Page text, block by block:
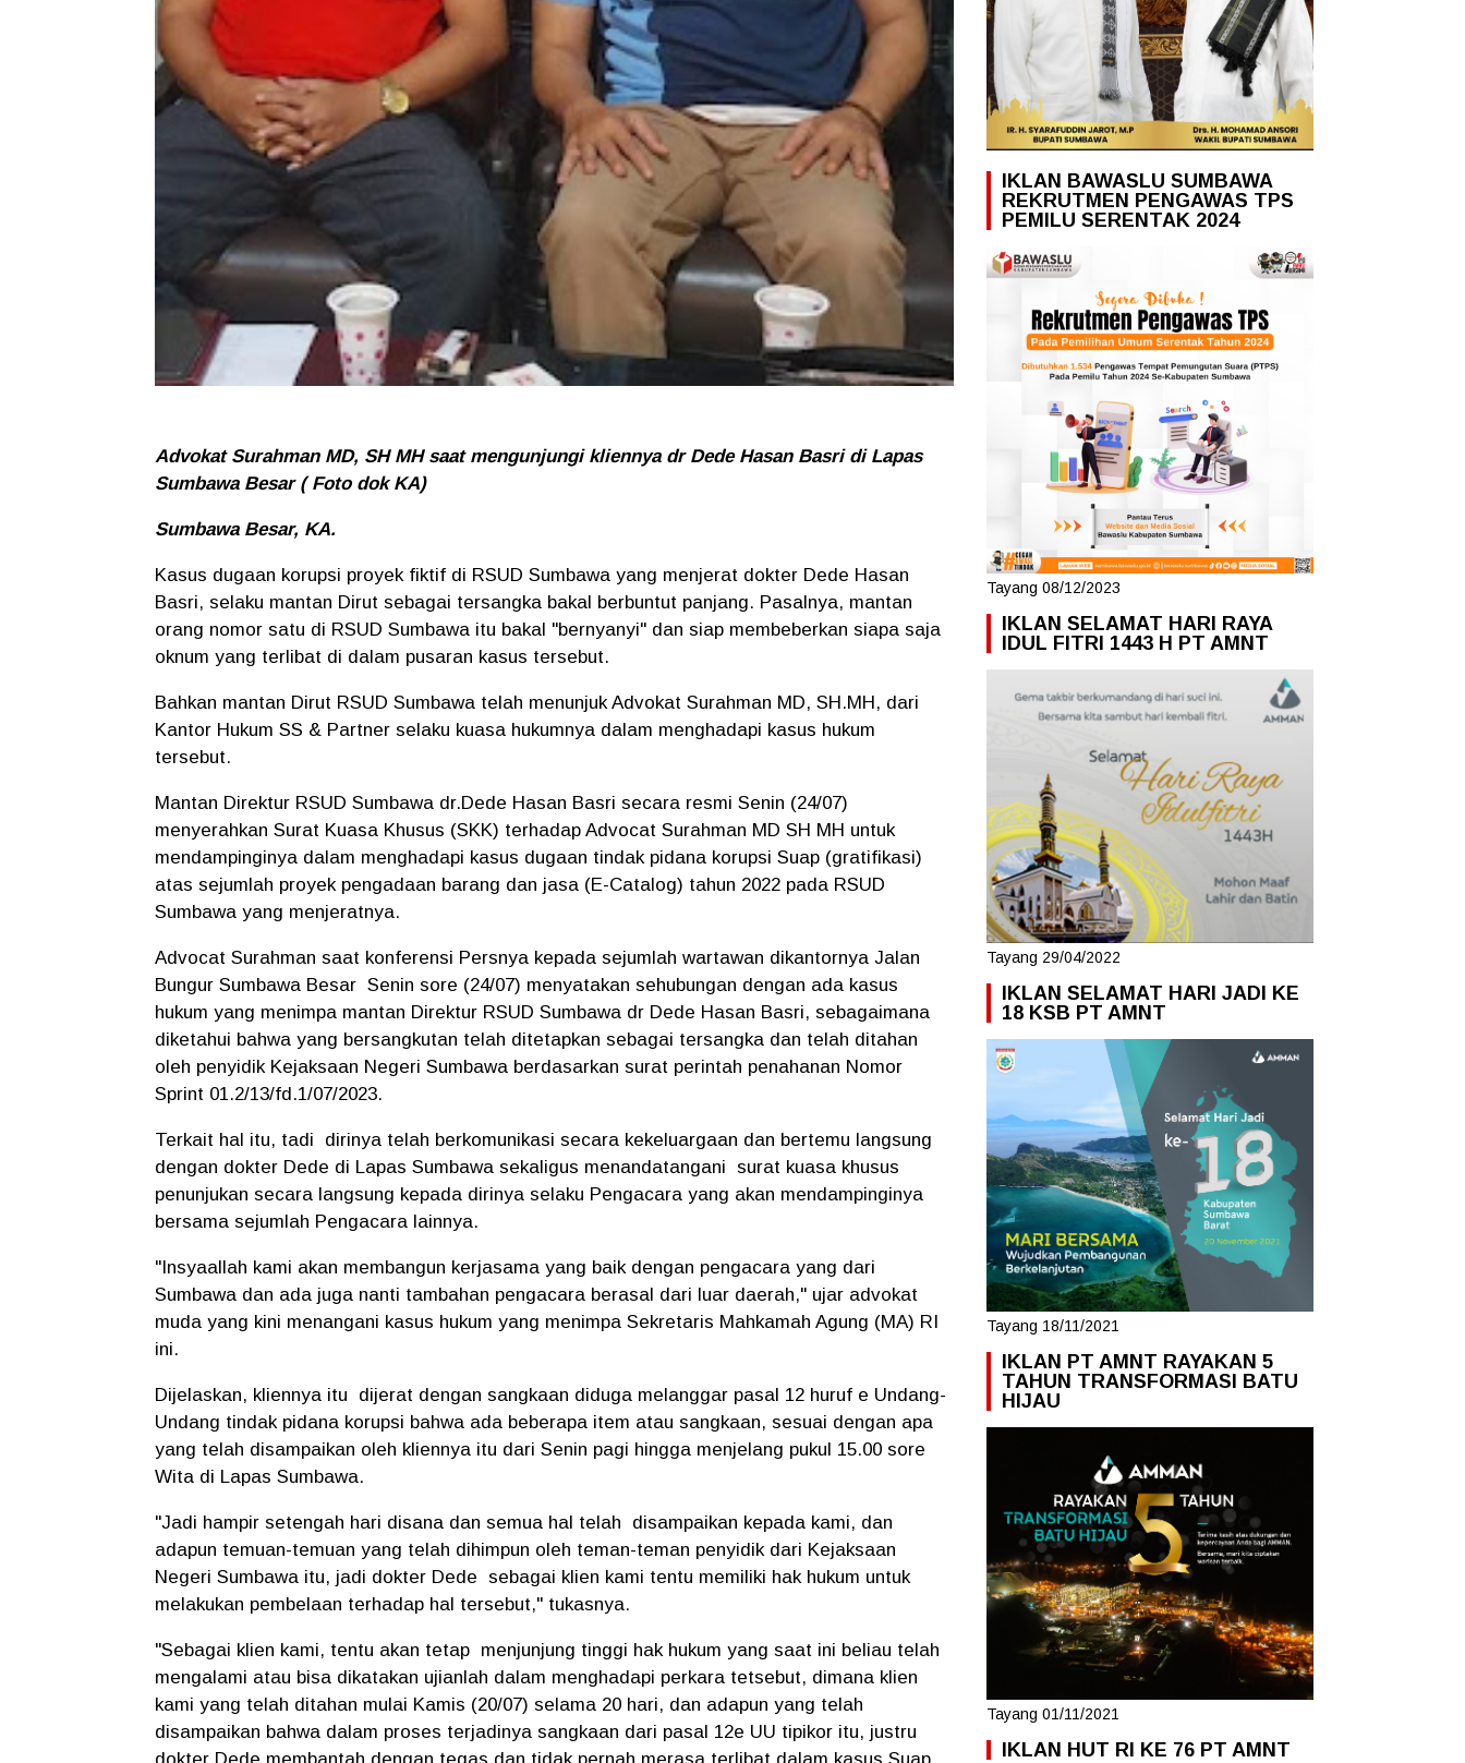
Advokat Surahman MD, SH MH saat mengunjungi kliennya dr Dede Hasan Basri di Lapas
Sumbawa Besar ( Foto dok KA)
Sumbawa Besar, KA.
Kasus dugaan korupsi proyek fiktif di RSUD Sumbawa yang menjerat dokter Dede Hasan
Basri, selaku mantan Dirut sebagai tersangka bakal berbuntut panjang. Pasalnya, mantan
orang nomor satu di RSUD Sumbawa itu bakal "bernyanyi" dan siap membeberkan siapa saja
oknum yang terlibat di dalam pusaran kasus tersebut.
Bahkan mantan Dirut RSUD Sumbawa telah menunjuk Advokat Surahman MD, SH.MH, dari
Kantor Hukum SS & Partner selaku kuasa hukumnya dalam menghadapi kasus hukum
tersebut.
Mantan Direktur RSUD Sumbawa dr.Dede Hasan Basri secara resmi Senin (24/07)
menyerahkan Surat Kuasa Khusus (SKK) terhadap Advocat Surahman MD SH MH untuk
mendampinginya dalam menghadapi kasus dugaan tindak pidana korupsi Suap (gratifikasi)
atas sejumlah proyek pengadaan barang dan jasa (E-Catalog) tahun 2022 pada RSUD
Sumbawa yang menjeratnya.
Advocat Surahman saat konferensi Persnya kepada sejumlah wartawan dikantornya Jalan
Bungur Sumbawa Besar Senin sore (24/07) menyatakan sehubungan dengan ada kasus
hukum yang menimpa mantan Direktur RSUD Sumbawa dr Dede Hasan Basri, sebagaimana
diketahui bahwa yang bersangkutan telah ditetapkan sebagai tersangka dan telah ditahan
oleh penyidik Kejaksaan Negeri Sumbawa berdasarkan surat perintah penahanan Nomor
Sprint 01.2/13/fd.1/07/2023.
Terkait hal itu, tadi dirinya telah berkomunikasi secara kekeluargaan dan bertemu langsung
dengan dokter Dede di Lapas Sumbawa sekaligus menandatangani surat kuasa khusus
penunjukan secara langsung kepada dirinya selaku Pengacara yang akan mendampinginya
bersama sejumlah Pengacara lainnya.
"Insyaallah kami akan membangun kerjasama yang baik dengan pengacara yang dari
Sumbawa dan ada juga nanti tambahan pengacara berasal dari luar daerah," ujar advokat
muda yang kini menangani kasus hukum yang menimpa Sekretaris Mahkamah Agung (MA) RI
ini.
Dijelaskan, kliennya itu dijerat dengan sangkaan diduga melanggar pasal 12 huruf e Undang-
Undang tindak pidana korupsi bahwa ada beberapa item atau sangkaan, sesuai dengan apa
yang telah disampaikan oleh kliennya itu dari Senin pagi hingga menjelang pukul 15.00 sore
Wita di Lapas Sumbawa.
"Jadi hampir setengah hari disana dan semua hal telah disampaikan kepada kami, dan
adapun temuan-temuan yang telah dihimpun oleh teman-teman penyidik dari Kejaksaan
Negeri Sumbawa itu, jadi dokter Dede sebagai klien kami tentu memiliki hak hukum untuk
melakukan pembelaan terhadap hal tersebut," tukasnya.
"Sebagai klien kami, tentu akan tetap menjunjung tinggi hak hukum yang saat ini beliau telah
mengalami atau bisa dikatakan ujianlah dalam menghadapi perkara tetsebut, dimana klien
kami yang telah ditahan mulai Kamis (20/07) selama 20 hari, dan adapun yang telah
disampaikan bahwa dalam proses terjadinya sangkaan dari pasal 12e UU tipikor itu, justru
IKLAN BAWASLU SUMBAWA
REKRUTMEN PENGAWAS TPS
PEMILU SERENTAK 2024
Tayang 08/12/2023
IKLAN SELAMAT HARI RAYA
IDUL FITRI 1443 H PT AMNT
Tayang 29/04/2022
IKLAN SELAMAT HARI JADI KE
18 KSB PT AMNT
Tayang 18/11/2021
IKLAN PT AMNT RAYAKAN 5
TAHUN TRANSFORMASI BATU
HIJAU
Tayang 01/11/2021
IKLAN HUT RI KE 76 PT AMNT